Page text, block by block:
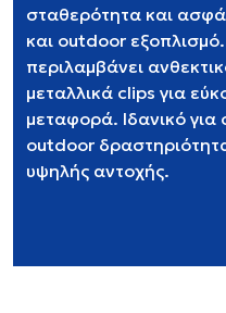
σταθερότητα και
και outdoor
περιλαμβάνει
μεταλλικά clips για
μεταφορά. Ιδανικό
outdoor
υψηλής αντοχής.